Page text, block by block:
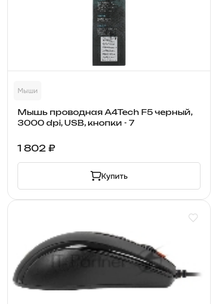
Мыши
Мышь проводная A4Tech F5 черный,
3000 dpi, USB, кнопки - 7
1 802 ₽
Купить